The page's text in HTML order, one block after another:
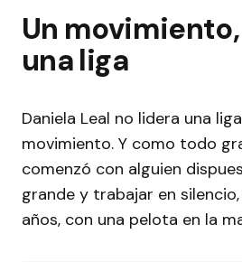
Un
una liga
Daniela Leal no lidera una
movimiento. Y como todo
comenzó con alguien
grande y trabajar en
años, con una pelota en la